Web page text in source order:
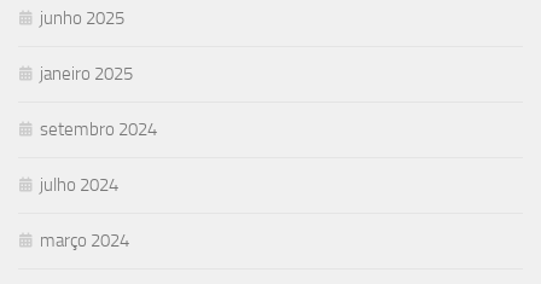
junho 2025
janeiro 2025
setembro 2024
julho 2024
março 2024